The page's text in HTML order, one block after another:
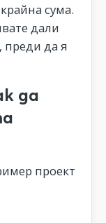
сума.
дали
преди да я
да
проект